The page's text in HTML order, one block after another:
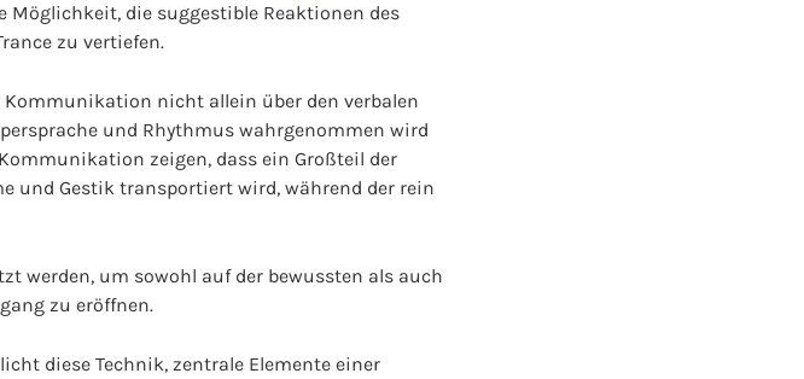
Möglichkeit, die suggestible Reaktionen des
zu vertiefen.
nicht allein über den verbalen
und Rhythmus wahrgenommen wird
zeigen, dass ein Großteil der
und Gestik transportiert wird, während der rein
werden, um sowohl auf der bewussten als auch
zu eröffnen.
diese Technik, zentrale Elemente einer